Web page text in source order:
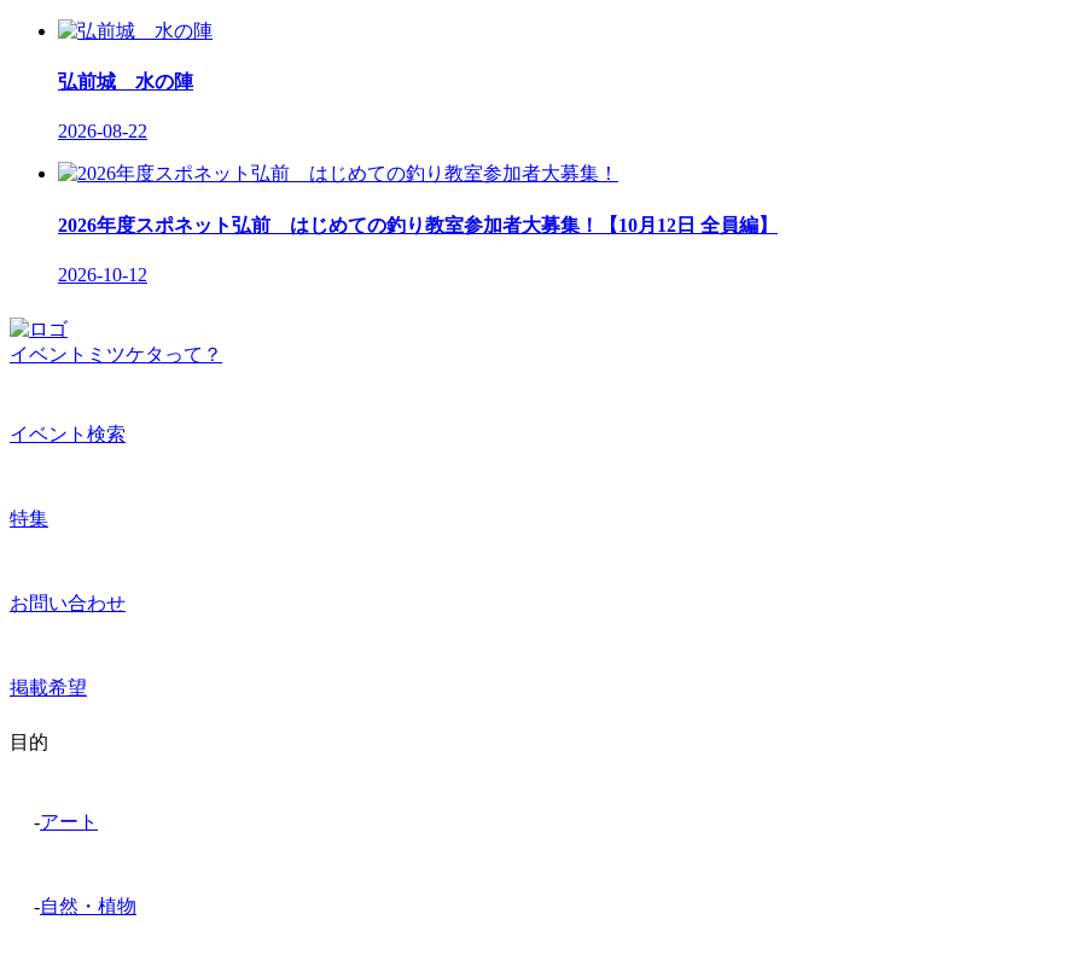
弘前城 水の陣
2026-08-22
2026年度スポネット弘前 はじめての釣り教室参加者大募集！【10月12日 全員編】
2026-10-12
イベントミツケタって？
イベント検索
特集
お問い合わせ
掲載希望
目的
-アート
-自然・植物